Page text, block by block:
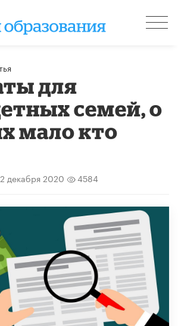
для
семей, о
мало кто
2 декабря 2020 4584